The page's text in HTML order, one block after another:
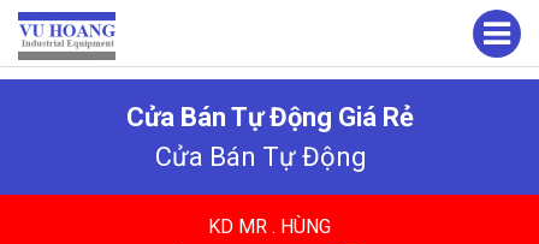
Cửa Bán Tự Động Giá Rẻ
Cửa Bán Tự Động
KD MR . HÙNG